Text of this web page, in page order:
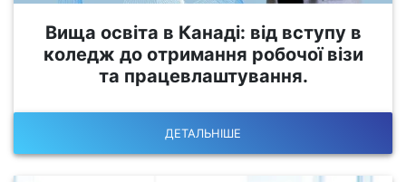
Вища освіта в Канаді: від вступу в
коледж до отримання робочої візи
та працевлаштування.
ДЕТАЛЬНІШЕ